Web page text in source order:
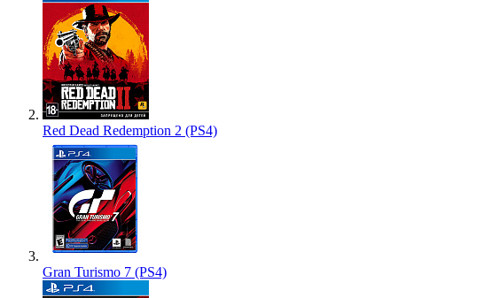
Red Dead Redemption 2 (PS4)
Gran Turismo 7 (PS4)